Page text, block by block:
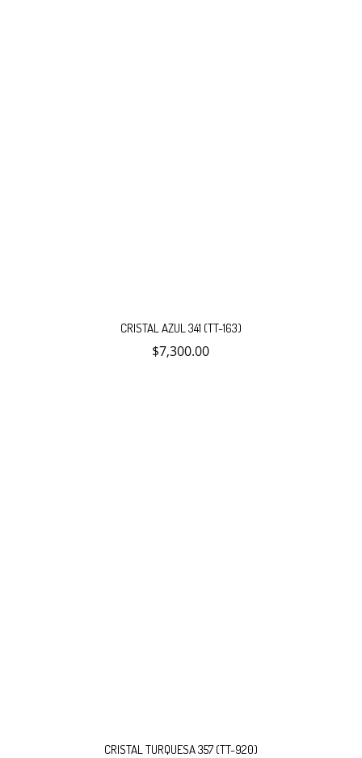
CRISTAL AZUL 341 (TT-163)
$7,300.00
CRISTAL TURQUESA 357 (TT-920)